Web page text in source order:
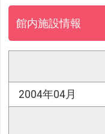
館内施設情報
2004年04月